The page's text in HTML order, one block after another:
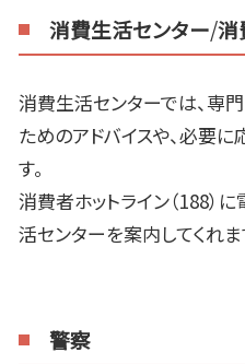
消費生活センター/消
消費生活センターでは、専
ためのアドバイスや、必要
す。
消費者ホットライン（188）
活センターを案内してくれま
警察